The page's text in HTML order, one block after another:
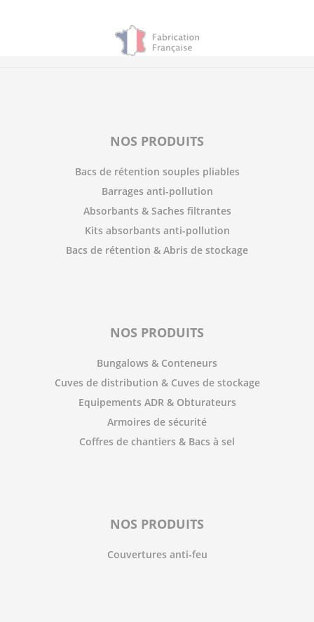
NOS PRODUITS
Bacs de rétention souples pliables
Barrages anti-pollution
Absorbants & Saches filtrantes
Kits absorbants anti-pollution
Bacs de rétention & Abris de stockage
NOS PRODUITS
Bungalows & Conteneurs
Cuves de distribution & Cuves de stockage
Equipements ADR & Obturateurs
Armoires de sécurité
Coffres de chantiers & Bacs à sel
NOS PRODUITS
Couvertures anti-feu